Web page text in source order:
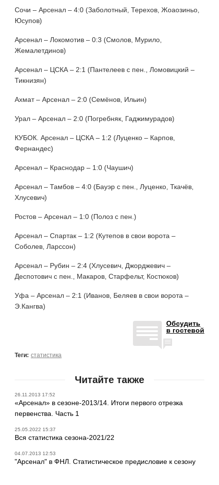
Сочи – Арсенал – 4:0 (Заболотный, Терехов, Жоаозиньо,
Юсупов)
Арсенал – Локомотив – 0:3 (Смолов, Мурило,
Жемалетдинов)
Арсенал – ЦСКА – 2:1 (Пантелеев с пен., Ломовицкий –
Тикнизян)
Ахмат – Арсенал – 2:0 (Семёнов, Ильин)
Урал – Арсенал – 2:0 (Погребняк, Гаджимурадов)
КУБОК. Арсенал – ЦСКА – 1:2 (Луценко – Карпов,
Фернандес)
Арсенал – Краснодар – 1:0 (Чаушич)
Арсенал – Тамбов – 4:0 (Бауэр с пен., Луценко, Ткачёв,
Хлусевич)
Ростов – Арсенал – 1:0 (Полоз с пен.)
Арсенал – Спартак – 1:2 (Кутепов в свои ворота –
Соболев, Ларссон)
Арсенал – Рубин – 2:4 (Хлусевич, Джорджевич –
Деспотович с пен., Макаров, Старфельт, Костюков)
Уфа – Арсенал – 2:1 (Иванов, Беляев в свои ворота –
Э.Кангва)
Обсудить
в гостевой
Теги: статистика
Читайте также
26.11.2013 17:52
«Арсенал» в сезоне-2013/14. Итоги первого отрезка
первенства. Часть 1
25.05.2022 15:37
Вся статистика сезона-2021/22
04.07.2013 12:53
"Арсенал" в ФНЛ. Статистическое предисловие к сезону